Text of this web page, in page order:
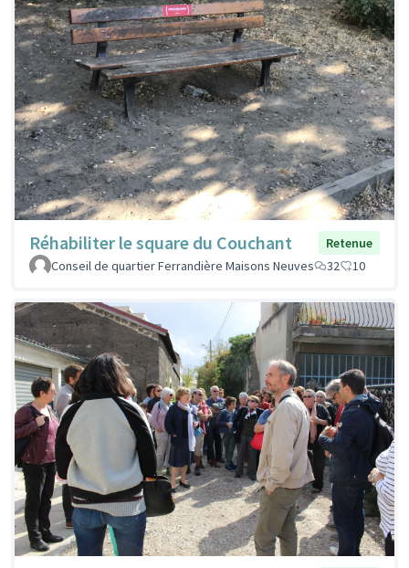
Réhabiliter le square du Couchant
Retenue
Conseil de quartier Ferrandière Maisons Neuves
32 10